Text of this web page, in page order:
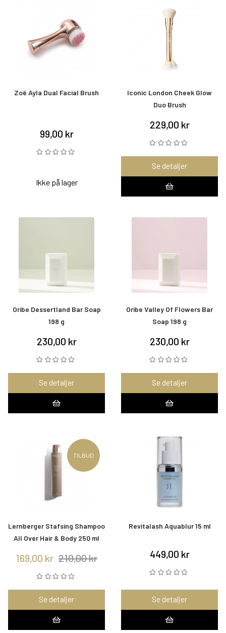
Zoë Ayla Dual Facial Brush
99,00 kr
Ikke på lager
Iconic London Cheek Glow
Duo Brush
229,00 kr
Se detaljer
Oribe Dessertland Bar Soap
198 g
230,00 kr
Se detaljer
Oribe Valley Of Flowers Bar
Soap 198 g
230,00 kr
Se detaljer
TILBUD
Lernberger Stafsing Shampoo
All Over Hair & Body 250 ml
169,00 kr 210,00 kr
Se detaljer
Revitalash Aquablur 15 ml
449,00 kr
Se detaljer